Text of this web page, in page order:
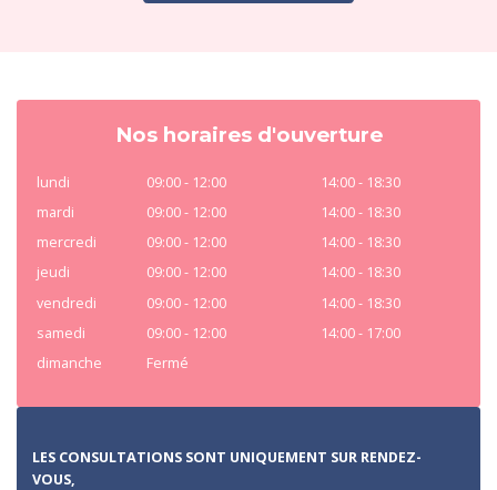
Nos horaires d'ouverture
lundi 09:00 - 12:00
14:00 - 18:30
mardi
09:00 - 12:00
14:00 - 18:30
mercredi
09:00 - 12:00
14:00 - 18:30
jeudi
09:00 - 12:00
14:00 - 18:30
vendredi
09:00 - 12:00
14:00 - 18:30
samedi
09:00 - 12:00
14:00 - 17:00
dimanche
Fermé
LES CONSULTATIONS SONT UNIQUEMENT SUR RENDEZ-
VOUS,